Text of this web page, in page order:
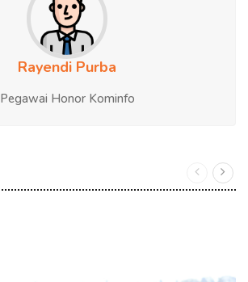
Rayendi Purba
Pegawai Honor Kominfo